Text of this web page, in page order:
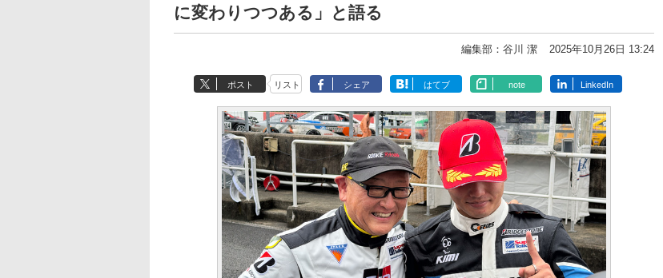
に変わりつつある」と語る
編集部：谷川 潔 2025年10月26日 13:24
ポスト リスト シェア はてブ note LinkedIn